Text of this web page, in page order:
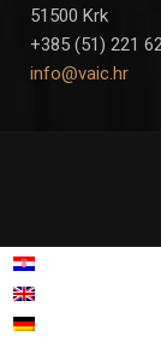
51500 Krk
+385 (51) 221
info@vaic.hr